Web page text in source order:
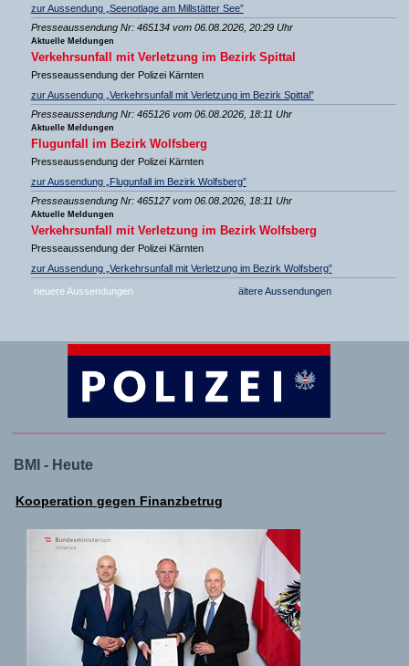
zur Aussendung „Seenotlage am Millstätter See”
Presseaussendung Nr: 465134 vom 06.08.2026, 20:29 Uhr
Aktuelle Meldungen
Verkehrsunfall mit Verletzung im Bezirk Spittal
Presseaussendung der Polizei Kärnten
zur Aussendung „Verkehrsunfall mit Verletzung im Bezirk Spittal”
Presseaussendung Nr: 465126 vom 06.08.2026, 18:11 Uhr
Aktuelle Meldungen
Flugunfall im Bezirk Wolfsberg
Presseaussendung der Polizei Kärnten
zur Aussendung „Flugunfall im Bezirk Wolfsberg”
Presseaussendung Nr: 465127 vom 06.08.2026, 18:11 Uhr
Aktuelle Meldungen
Verkehrsunfall mit Verletzung im Bezirk Wolfsberg
Presseaussendung der Polizei Kärnten
zur Aussendung „Verkehrsunfall mit Verletzung im Bezirk Wolfsberg”
neuere Aussendungen ältere Aussendungen
BMI - Heute
Kooperation gegen Finanzbetrug